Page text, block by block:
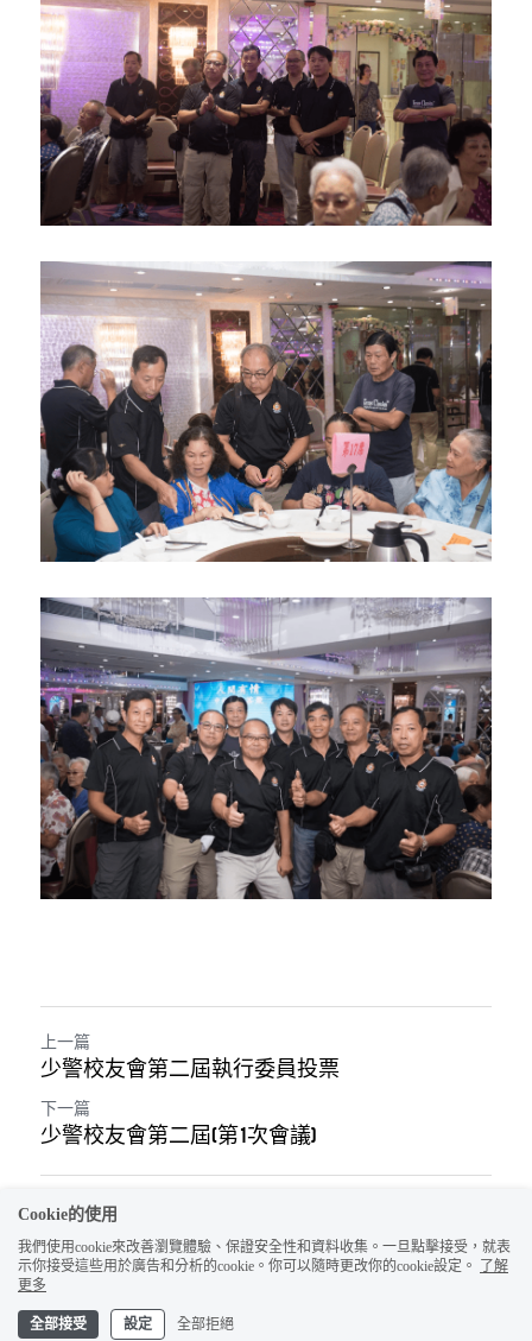
上一篇
少警校友會第二屆執行委員投票
下一篇
少警校友會第二屆(第1次會議)
返回網站
Cookie的使用
我們使用cookie來改善瀏覽體驗、保證安全性和資料收集。一旦點擊接受，就表
示你接受這些用於廣告和分析的cookie。你可以隨時更改你的cookie設定。
了解
更多
全部接受 設定 全部拒絕